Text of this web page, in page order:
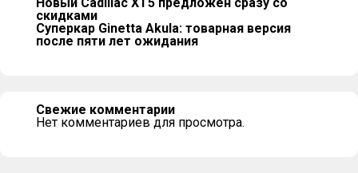
скидками
Суперкар Ginetta Akula: товарная версия
после пяти лет ожидания
Свежие комментарии
Нет комментариев для просмотра.